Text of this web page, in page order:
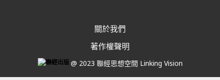
關於我們
著作權聲明
@ 2023 聯經思想空間 Linking Vision